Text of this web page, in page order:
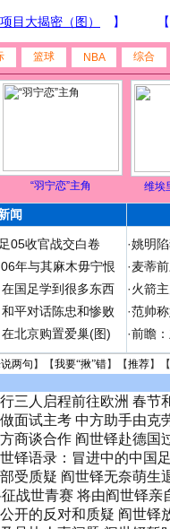
篮球 NBA 综合
“羽宁恋”主角 维埃
闻
05收官战交白卷
年与其麻木毋宁恨
国足学到很多东西
平对话陈忠和惨败
北京购置爱巢(图)
·姚明
·麦蒂
·火箭
·范帅
·前瞻
两句 】【我要“揪”错】【推荐】
三人启程前往欧洲 春节
面试主考 中方助手由克
商谈合作 阎世铎赴德国
铎语录：冒进中的中国
受质疑 阎世铎无奈萌生
战世青赛 将由阎世铎亲
开的反对和质疑 阎世铎